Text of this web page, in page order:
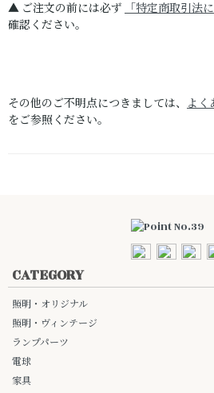
▲ ご注文の前には必ず 「特定商取引法
確認ください。
その他のご不明点につきましては、 よく
をご参照ください。
CATEGORY
照明・オリジナル
照明・ヴィンテージ
ランプパーツ
電球
家具